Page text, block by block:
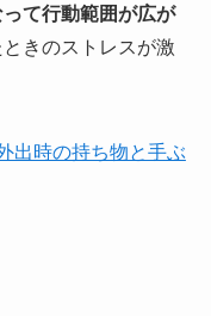
て行動範囲が広が
きのストレスが激
出時の持ち物と手ぶ